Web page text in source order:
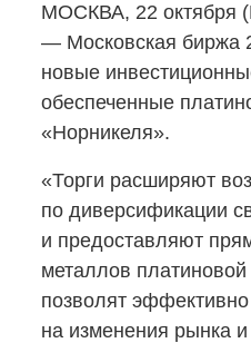
МОСКВА, 22 октября
— Московская биржа
новые
обеспеченные
«Норникеля».
«Торги расширяют
по диверсификации
и предоставляют
металлов
позволят эффективно
на изменения рынка и